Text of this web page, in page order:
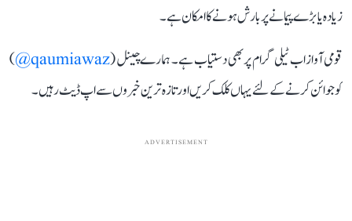
زیادہ یا بڑے پیمانے پر بارش ہونے کا امکان ہے۔
قومی آواز اب ٹیلی گرام پر بھی دستیاب ہے۔ ہمارے چینل (qaumiawaz@
)
کو جوائن کرنے کے لئے یہاں کلک کریں اور تازہ ترین خبروں سے اپ ڈیٹ رہیں۔
ADVERTISEMENT